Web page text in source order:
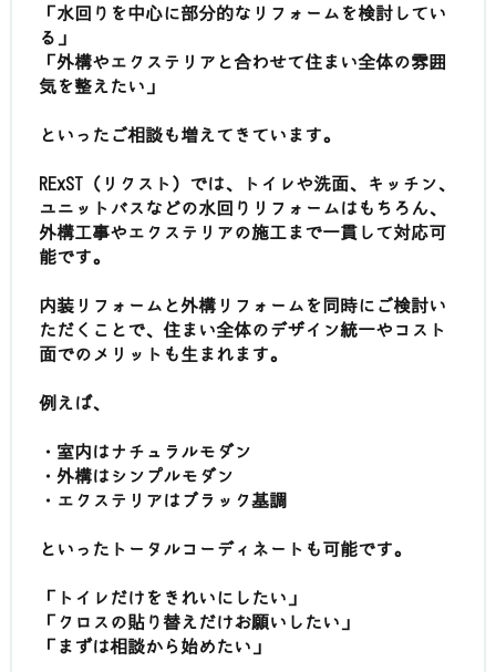
「水回りを中心に部分的なリフォームを検討してい
る」
「外構やエクステリアと合わせて住まい全体の雰囲
気を整えたい」
といったご相談も増えてきています。
RExST（リクスト）では、トイレや洗面、キッチン、
ユニットバスなどの水回りリフォームはもちろん、
外構工事やエクステリアの施工まで一貫して対応可
能です。
内装リフォームと外構リフォームを同時にご検討い
ただくことで、住まい全体のデザイン統一やコスト
面でのメリットも生まれます。
例えば、
・室内はナチュラルモダン
・外構はシンプルモダン
・エクステリアはブラック基調
といったトータルコーディネートも可能です。
「トイレだけをきれいにしたい」
「クロスの貼り替えだけお願いしたい」
「まずは相談から始めたい」